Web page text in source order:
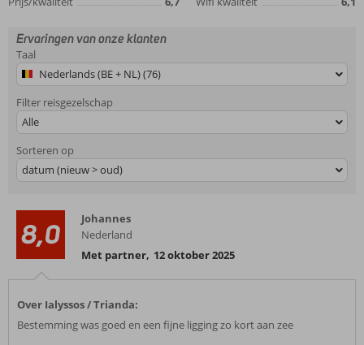
Ervaringen van onze klanten
Taal
Nederlands (BE + NL) (76)
Filter reisgezelschap
Alle
Sorteren op
datum (nieuw > oud)
8,0
Johannes
Nederland
Met partner, 12 oktober 2025
Over Ialyssos / Trianda:
Bestemming was goed en een fijne ligging zo kort aan zee